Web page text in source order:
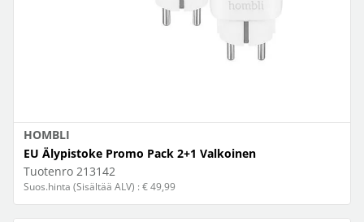
HOMBLI
EU Älypistoke Promo Pack 2+1 Valkoinen
Tuotenro 213142
Suos.hinta (Sisältää ALV) : € 49,99